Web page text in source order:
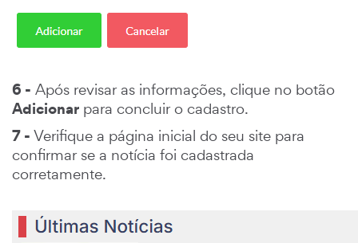
6 - Após revisar as informações, clique no botão
Adicionar para concluir o cadastro.
7 - Verifique a página inicial do seu site para
confirmar se a notícia foi cadastrada
corretamente.